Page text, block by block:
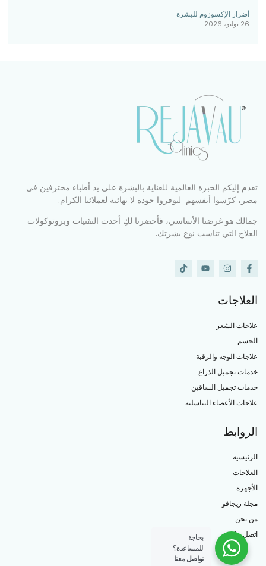
أضرار الإكسوزوم للبشرة
26 يوليو، 2026
تقدم إليكم الخبرة العالمية للعناية بالبشرة على يد أطباء محترفين في
مصر، كرّسوا أنفسهم ليوفروا جودة لا نهائية لعملائنا الكرام.
جمالك هو غرضنا الأساسي، فأحضرنا لكِ أحدث التقنيات وبروتوكولات
العلاج التي تناسب نوع بشرتك.
العلاجات
علاجات الشعر
الجسم
علاجات الوجه والرقبة
خدمات تجميل الذراع
خدمات تجميل الساقين
علاجات الأعضاء التناسلية
الروابط
الرئيسية
العلاجات
الأجهزة
مجلة ريجافو
من نحن
اتصل بنا
بحاجة
للمساعدة؟
تواصل معنا